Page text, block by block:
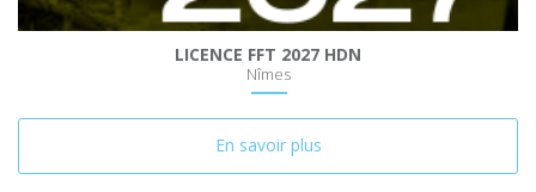
LICENCE FFT 2027 HDN
Nîmes
En savoir plus